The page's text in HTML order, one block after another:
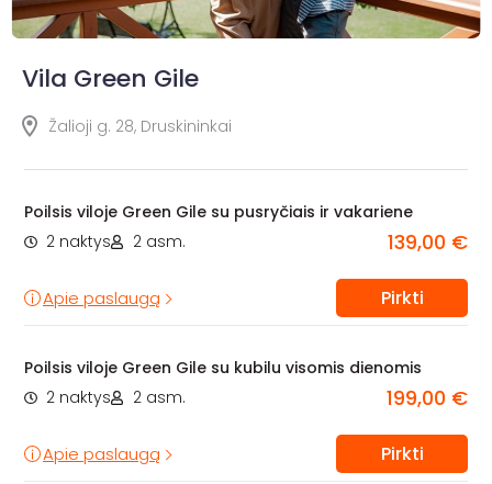
Vila Green Gile
Žalioji g. 28, Druskininkai
Poilsis viloje Green Gile su pusryčiais ir vakariene
2 naktys
2 asm. 139,00 €
Apie paslaugą Pirkti
Poilsis viloje Green Gile su kubilu visomis dienomis
2 naktys
2 asm. 199,00 €
Apie paslaugą Pirkti